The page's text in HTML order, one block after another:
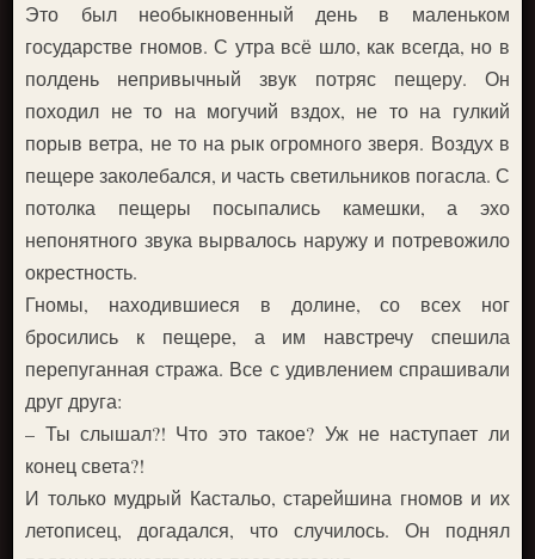
Это был необыкновенный день в маленьком
государстве гномов. С утра всё шло, как всегда, но в
полдень непривычный звук потряс пещеру. Он
походил не то на могучий вздох, не то на гулкий
порыв ветра, не то на рык огромного зверя. Воздух в
пещере заколебался, и часть светильников погасла. С
потолка пещеры посыпались камешки, а эхо
непонятного звука вырвалось наружу и потревожило
окрестность.
Гномы, находившиеся в долине, со всех ног
бросились к пещере, а им навстречу спешила
перепуганная стража. Все с удивлением спрашивали
друг друга:
– Ты слышал?! Что это такое? Уж не наступает ли
конец света?!
И только мудрый Кастальо, старейшина гномов и их
летописец, догадался, что случилось. Он поднял